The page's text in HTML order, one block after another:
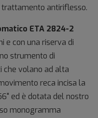
antiriflesso.
ETA 2824-2
e con una riserva di
strumento di
che volano ad alta
reca incisa la
ed è dotata del nostro
monogramma